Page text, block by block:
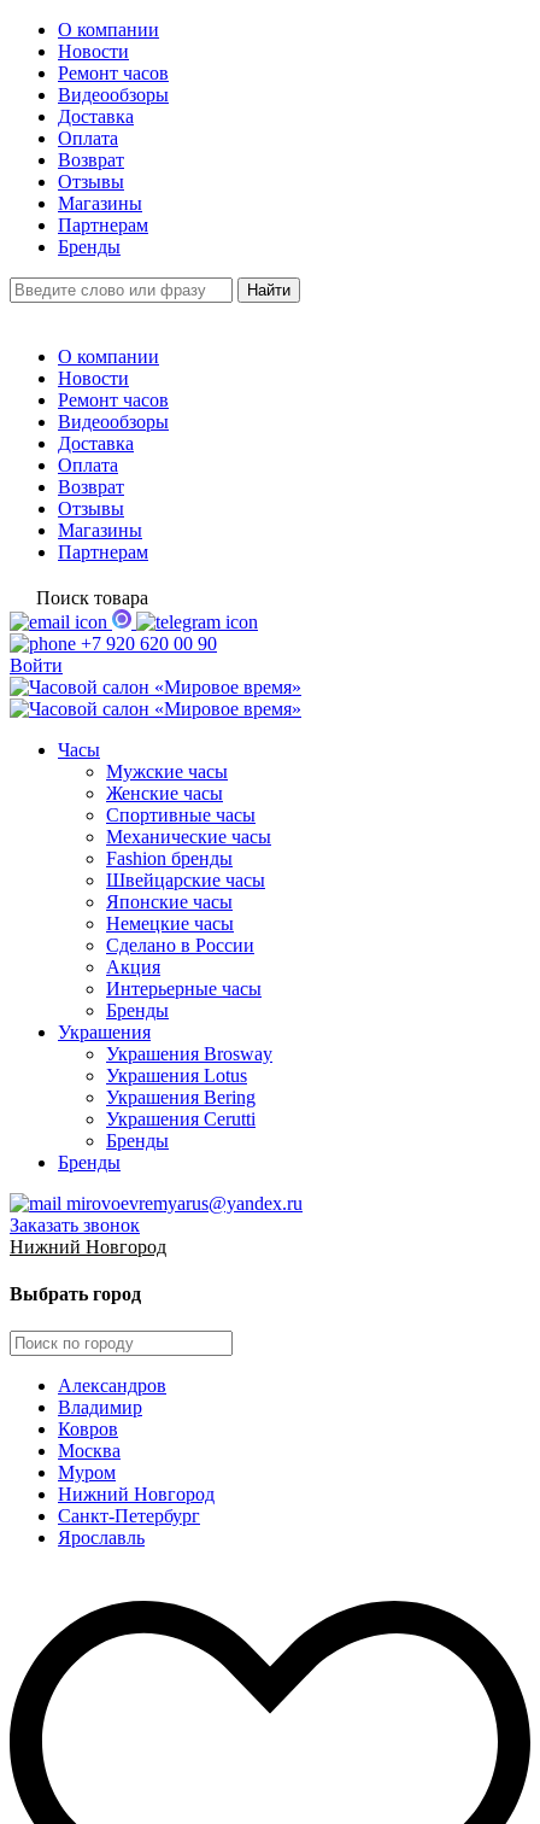
О компании
Новости
Ремонт часов
Видеообзоры
Доставка
Оплата
Возврат
Отзывы
Магазины
Партнерам
Бренды
О компании
Новости
Ремонт часов
Видеообзоры
Доставка
Оплата
Возврат
Отзывы
Магазины
Партнерам
Поиск товара
+7 920 620 00 90
Войти
Часы
Мужские часы
Женские часы
Спортивные часы
Механические часы
Fashion бренды
Швейцарские часы
Японские часы
Немецкие часы
Сделано в России
Акция
Интерьерные часы
Бренды
Украшения
Украшения Brosway
Украшения Lotus
Украшения Bering
Украшения Cerutti
Бренды
Бренды
mirovoevremyarus@yandex.ru
Заказать звонок
Нижний Новгород
Выбрать город
Александров
Владимир
Ковров
Москва
Муром
Нижний Новгород
Санкт-Петербург
Ярославль